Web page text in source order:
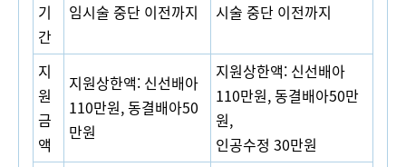
기
간
임시술 중단 이전까지
시술 중단 이전까지
지
원
금
액
지원상한액: 신선배아
110만원,동결배아50
만원
지원상한액: 신선배아
110만원,동결배아50만
원,
인공수정 30만원